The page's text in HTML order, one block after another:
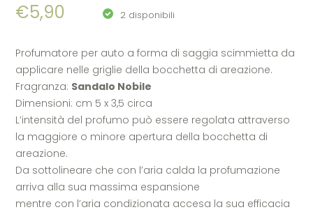
€5,90 2 disponibili
Profumatore per auto a forma di saggia scimmietta da
applicare nelle griglie della bocchetta di areazione.
Fragranza: Sandalo Nobile
Dimensioni: cm 5 x 3,5 circa
L’intensità del profumo può essere regolata attraverso
la maggiore o minore apertura della bocchetta di
areazione.
Da sottolineare che con l’aria calda la profumazione
arriva alla sua massima espansione
mentre con l’aria condizionata accesa la sua efficacia